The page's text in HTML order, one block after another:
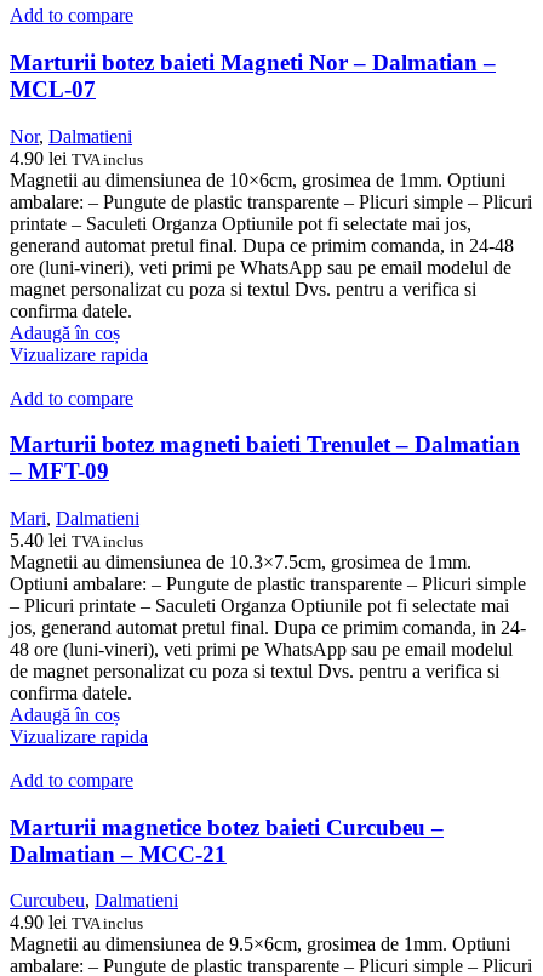
Add to compare
Marturii botez baieti Magneti Nor – Dalmatian –
MCL-07
Nor, Dalmatieni
4.90 lei TVA inclus
Magnetii au dimensiunea de 10×6cm, grosimea de 1mm. Optiuni
ambalare: – Pungute de plastic transparente – Plicuri simple – Plicuri
printate – Saculeti Organza Optiunile pot fi selectate mai jos,
generand automat pretul final. Dupa ce primim comanda, in 24-48
ore (luni-vineri), veti primi pe WhatsApp sau pe email modelul de
magnet personalizat cu poza si textul Dvs. pentru a verifica si
confirma datele.
Adaugă în coș
Vizualizare rapida
Add to compare
Marturii botez magneti baieti Trenulet – Dalmatian
– MFT-09
Mari, Dalmatieni
5.40 lei TVA inclus
Magnetii au dimensiunea de 10.3×7.5cm, grosimea de 1mm.
Optiuni ambalare: – Pungute de plastic transparente – Plicuri simple
– Plicuri printate – Saculeti Organza Optiunile pot fi selectate mai
jos, generand automat pretul final. Dupa ce primim comanda, in 24-
48 ore (luni-vineri), veti primi pe WhatsApp sau pe email modelul
de magnet personalizat cu poza si textul Dvs. pentru a verifica si
confirma datele.
Adaugă în coș
Vizualizare rapida
Add to compare
Marturii magnetice botez baieti Curcubeu –
Dalmatian – MCC-21
Curcubeu, Dalmatieni
4.90 lei TVA inclus
Magnetii au dimensiunea de 9.5×6cm, grosimea de 1mm. Optiuni
ambalare: – Pungute de plastic transparente – Plicuri simple – Plicuri